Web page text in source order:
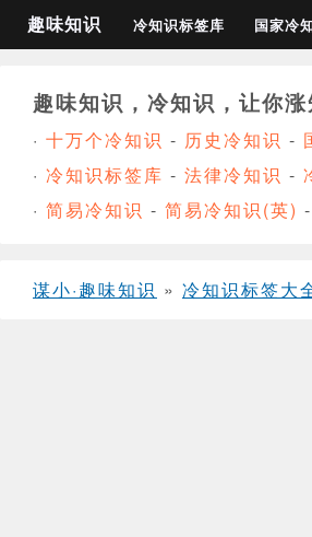
趣味知识 冷知识标签库 国家冷
趣味知识，冷知识，让你涨
· 十万个冷知识 - 历史冷知识 -
· 冷知识标签库 - 法律冷知识 -
· 简易冷知识 - 简易冷知识(英) -
谋小·趣味知识 » 冷知识标签大